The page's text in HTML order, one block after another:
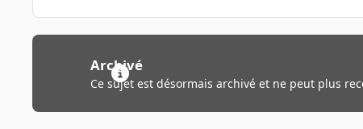
Archivé
Ce sujet est désormais archivé et ne peut plus